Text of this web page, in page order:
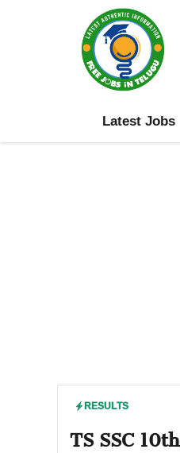
Latest Jobs
RESULTS
TS SSC